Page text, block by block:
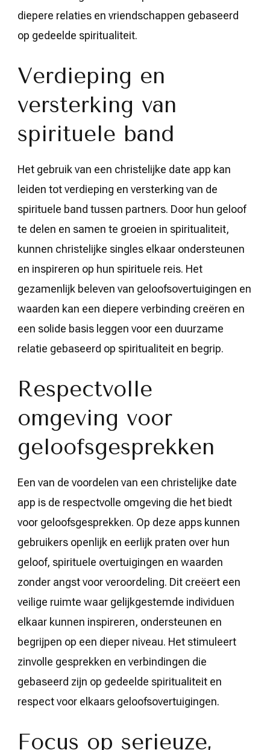
diepere relaties en vriendschappen gebaseerd
op gedeelde spiritualiteit.
Verdieping en
versterking van
spirituele band
Het gebruik van een christelijke date app kan
leiden tot verdieping en versterking van de
spirituele band tussen partners. Door hun geloof
te delen en samen te groeien in spiritualiteit,
kunnen christelijke singles elkaar ondersteunen
en inspireren op hun spirituele reis. Het
gezamenlijk beleven van geloofsovertuigingen en
waarden kan een diepere verbinding creëren en
een solide basis leggen voor een duurzame
relatie gebaseerd op spiritualiteit en begrip.
Respectvolle
omgeving voor
geloofsgesprekken
Een van de voordelen van een christelijke date
app is de respectvolle omgeving die het biedt
voor geloofsgesprekken. Op deze apps kunnen
gebruikers openlijk en eerlijk praten over hun
geloof, spirituele overtuigingen en waarden
zonder angst voor veroordeling. Dit creëert een
veilige ruimte waar gelijkgestemde individuen
elkaar kunnen inspireren, ondersteunen en
begrijpen op een dieper niveau. Het stimuleert
zinvolle gesprekken en verbindingen die
gebaseerd zijn op gedeelde spiritualiteit en
respect voor elkaars geloofsovertuigingen.
Focus op serieuze,